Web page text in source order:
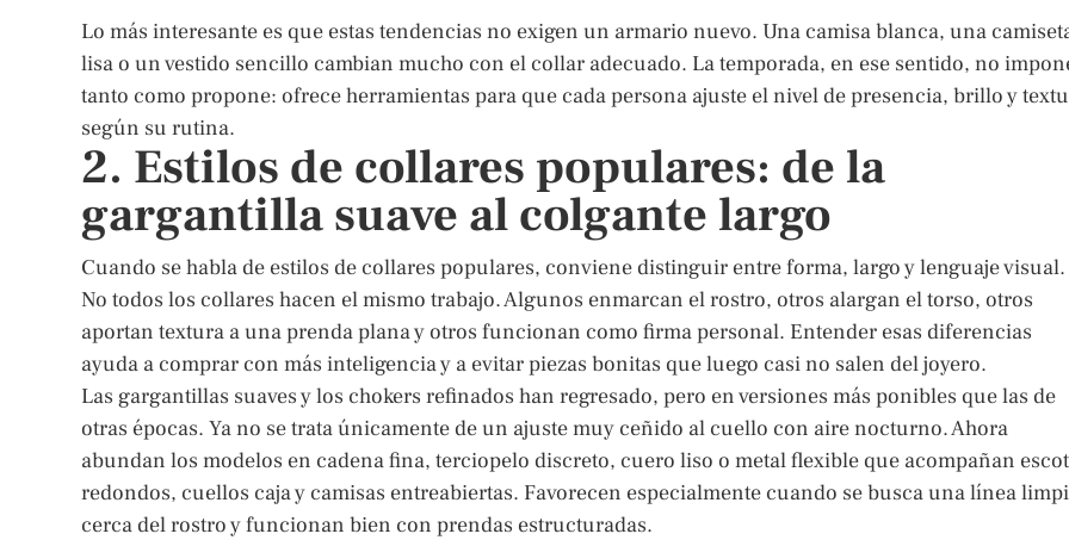
Lo más interesante es que estas tendencias no exigen un armario nuevo. Una camisa blanca, una
lisa o un vestido sencillo cambian mucho con el collar adecuado. La temporada, en ese sentido, no
tanto como propone: ofrece herramientas para que cada persona ajuste el nivel de presencia, brillo y
según su rutina.
2. Estilos de collares populares: de la
gargantilla suave al colgante largo
Cuando se habla de estilos de collares populares, conviene distinguir entre forma, largo y lenguaje visual.
No todos los collares hacen el mismo trabajo. Algunos enmarcan el rostro, otros alargan el torso, otros
aportan textura a una prenda plana y otros funcionan como firma personal. Entender esas diferencias
ayuda a comprar con más inteligencia y a evitar piezas bonitas que luego casi no salen del joyero.
Las gargantillas suaves y los chokers refinados han regresado, pero en versiones más ponibles que las de
otras épocas. Ya no se trata únicamente de un ajuste muy ceñido al cuello con aire nocturno. Ahora
abundan los modelos en cadena fina, terciopelo discreto, cuero liso o metal flexible que acompañan
redondos, cuellos caja y camisas entreabiertas. Favorecen especialmente cuando se busca una línea
cerca del rostro y funcionan bien con prendas estructuradas.